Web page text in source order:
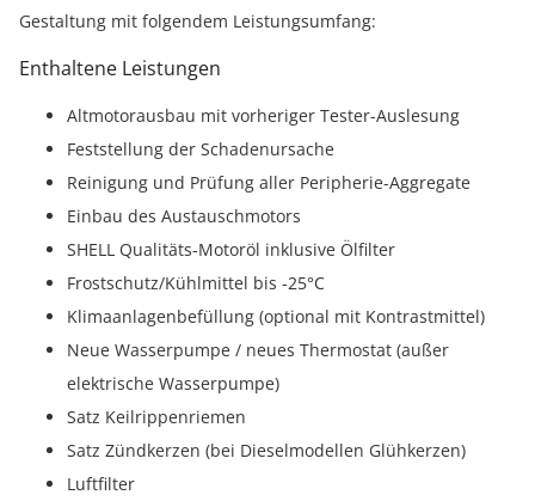
Gestaltung mit folgendem Leistungsumfang:
Enthaltene Leistungen
Altmotorausbau mit vorheriger Tester-Auslesung
Feststellung der Schadenursache
Reinigung und Prüfung aller Peripherie-Aggregate
Einbau des Austauschmotors
SHELL Qualitäts-Motoröl inklusive Ölfilter
Frostschutz/Kühlmittel bis -25°C
Klimaanlagenbefüllung (optional mit Kontrastmittel)
Neue Wasserpumpe / neues Thermostat (außer
elektrische Wasserpumpe)
Satz Keilrippenriemen
Satz Zündkerzen (bei Dieselmodellen Glühkerzen)
Luftfilter